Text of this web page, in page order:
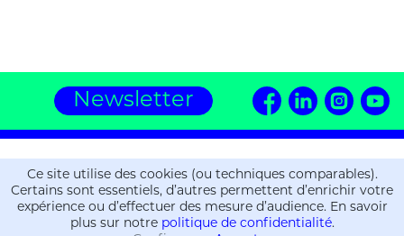
Newsletter
Editions ZOE
16, chemin de la Gravière
CH-1225 Chêne-Bourg
+41 (0)22 309 36 06
Ce site utilise des cookies (ou techniques comparables).
Certains sont essentiels, d’autres permettent d’enrichir votre
expérience ou d’effectuer des mesure d’audience. En savoir
plus sur notre politique de confidentialité.